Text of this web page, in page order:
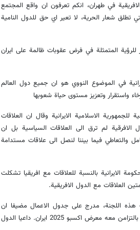
في طهران، انكم تعرفون ان واقع المجتمع
تطلق شعار الحرية، لا تعير اي حق للدول النامية
المتمثلة في فرض عقوبات ظالمة على ايران
في الموضوع النووي هو ان جميع دول العالم
واستقرار وتعزيز مستوى حياة شعوبها
الاسلامية الايرانية وقال ان العلاقات
الافرقية لم ترق الى العلاقات السياسية بل ان
والتعاطي فيما بيننا لنصل الى علاقات مستدامة
الايرانية بالنسبة للعلاقات مع افريقيا تشكلت
العلاقات مع الدول الافريقية.
هذه اللجنة، مدرج على جدول الاعمال مضيفا ان
الاجتماع الثالث لهذه اللجنة سيعقد في العالم الايراني المقبل ويقام بالتزامن معه معرض اكسبو 2025 ايران. داعيا الدول